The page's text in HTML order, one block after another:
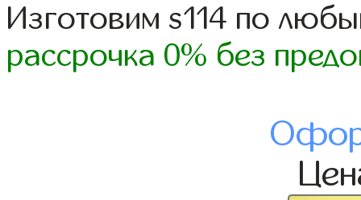
Изготовим s114 по
рассрочка 0% без